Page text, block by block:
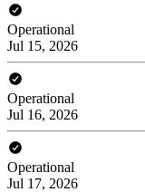
Operational
Jul 15, 2026
Operational
Jul 16, 2026
Operational
Jul 17, 2026